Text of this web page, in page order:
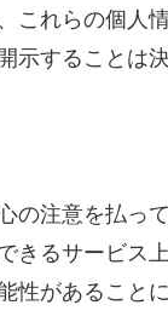
これらの個人
示することは
注意を払って
きるサービス
性があること